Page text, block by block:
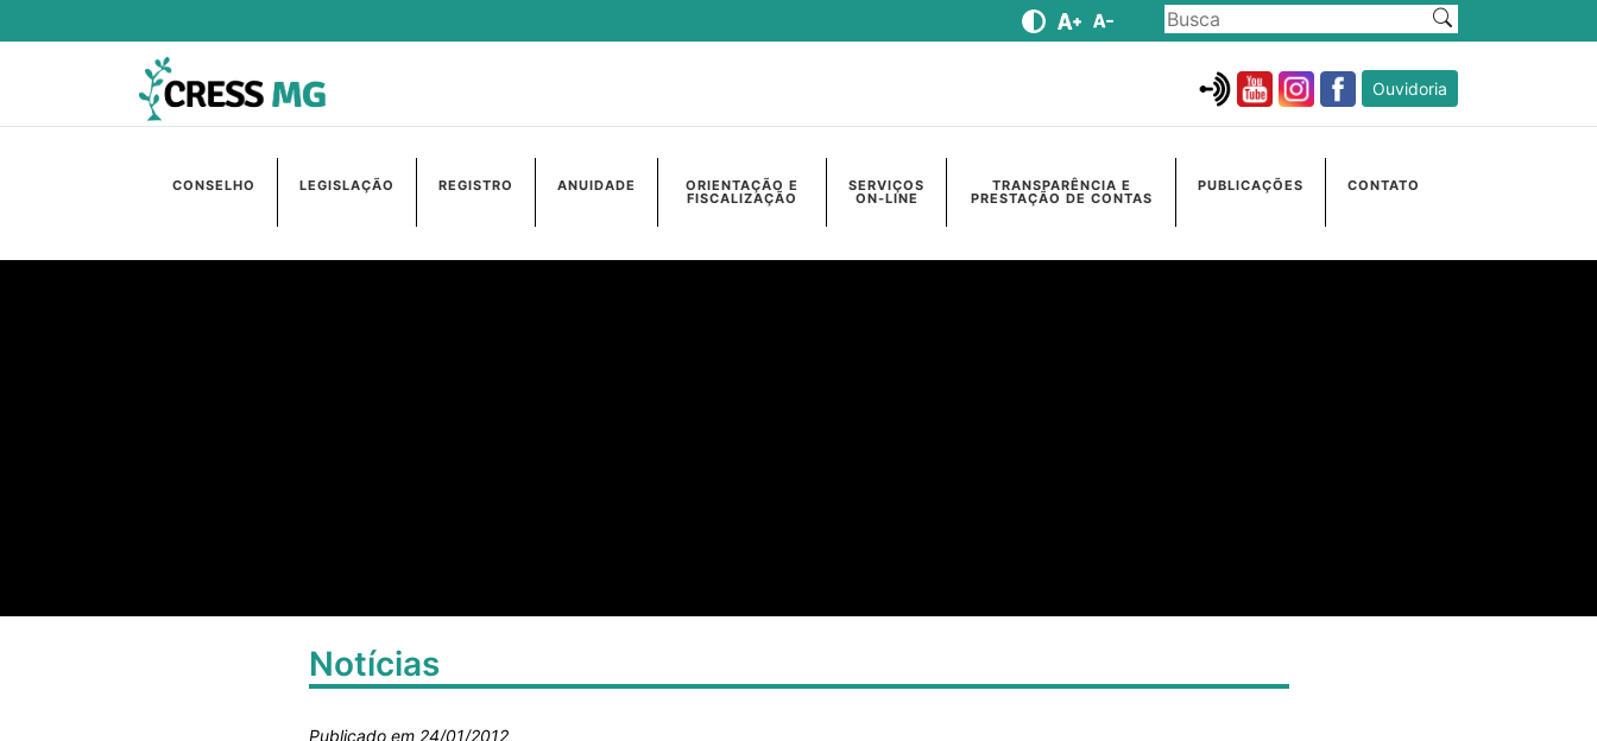
Ouvidoria
CONSELHO LEGISLAÇÃO REGISTRO ANUIDADE ORIENTAÇÃO E
FISCALIZAÇÃO
SERVIÇOS
ON-LINE
TRANSPARÊNCIA E
PRESTAÇÃO DE CONTAS
PUBLICAÇÕES CONTATO
Notícias
Publicado em 24/01/2012